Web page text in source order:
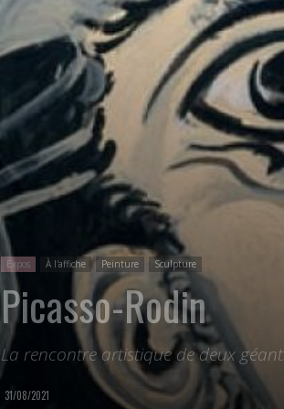
Expos À l'affiche Peinture Sculpture
Picasso-Rodin
La rencontre artistique de deux
31/08/2021